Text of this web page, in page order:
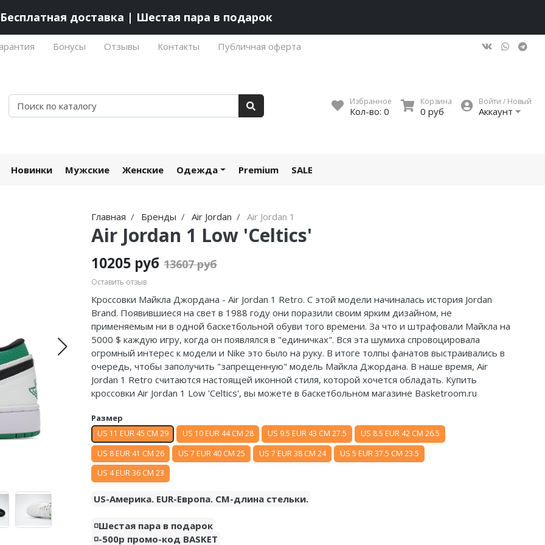
Бесплатная доставка | Шестая пара в подарок
Бонусы Отзывы Контакты Публичная оферта
Избранное
Кол-во: 0
Корзина
0 руб
Войти / Новый
Аккаунт
Новинки Мужские Женские Одежда Premium SALE
Главная Бренды Air Jordan Air Jordan 1
Air Jordan 1 Low 'Celtics'
10205 руб 13607 руб
Оставить отзыв
Кроссовки Майкла Джордана - Air Jordan 1 Retro. С этой модели начиналась история Jordan
Brand. Появившиеся на свет в 1988 году они поразили своим ярким дизайном, не
применяемым ни в одной баскетбольной обуви того времени. За что и штрафовали Майкла на
5000 $ каждую игру, когда он появлялся в "единичках". Вся эта шумиха спровоцировала
огромный интерес к модели и Nike это было на руку. В итоге толпы фанатов выстраивались в
очередь, чтобы заполучить "запрещенную" модель Майкла Джордана. В наше время, Air
Jordan 1 Retro считаются настоящей иконной стиля, которой хочется обладать. Купить
кроссовки Air Jordan 1 Low 'Celtics', вы можете в баскетбольном магазине Basketroom.ru
Размер
US 11 EUR 45 CM 29 US 10 EUR 44 CM 28 US 9.5 EUR 43 CM 27.5
US 8.5 EUR 42 CM 26.5
US 8 EUR 41 CM 26
US 7 EUR 40 CM 25 US 7 EUR 38 CM 24
US 5 EUR 37.5 CM 23.5
US 4 EUR 36 CM 23
US-Америка. EUR-Европа. CM-длина стельки.
◽️Шестая пара в подарок
◽️-500р промо-код BASKET